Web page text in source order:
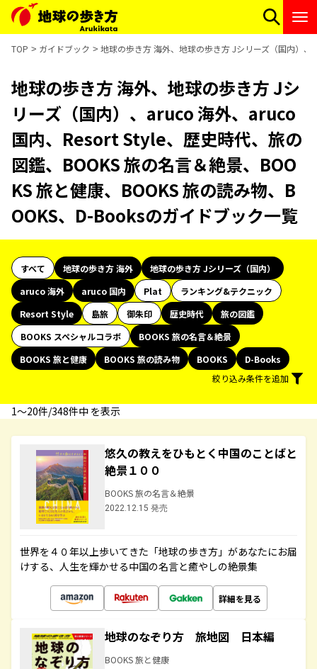
TOP ガイドブック 地球の歩き方 海外、地球の歩き方 Jシリーズ（国内）
地球の歩き方 海外、地球の歩き方 Jシ
リーズ（国内）、aruco 海外、aruco
国内、Resort Style、歴史時代、旅の
図鑑、BOOKS 旅の名言＆絶景、BOO
KS 旅と健康、BOOKS 旅の読み物、B
OOKS、D-Booksのガイドブック一覧
すべて 地球の歩き方 海外
地球の歩き方 Jシリーズ（国内）
aruco 海外
aruco 国内 Plat
ランキング&テクニック
Resort Style
島旅 御朱印 歴史時代
旅の図鑑
BOOKS スペシャルコラボ
BOOKS 旅の名言＆絶景
BOOKS 旅と健康
BOOKS 旅の読み物 BOOKS
D-Books
絞り込み条件を追加
1〜20件/348件中 を表示
悠久の教えをひもとく中国のことばと
絶景１００
BOOKS 旅の名言＆絶景
2022.12.15 発売
世界を４０年以上歩いてきた「地球の歩き方」があなたにお届
けする、人生を輝かせる中国の名言と癒やしの絶景集
詳細を見る
地球のなぞり方 旅地図 日本編
BOOKS 旅と健康